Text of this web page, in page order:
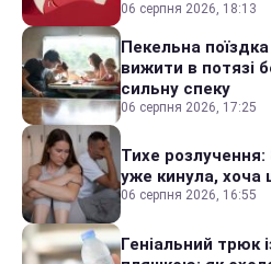
06 серпня 2026, 18:13
Пекельна
вижити в потязі
сильну спеку
06 серпня 2026, 17:25
Тихе
уже кинула, хоча
06 серпня 2026, 16:55
Геніальний трюк